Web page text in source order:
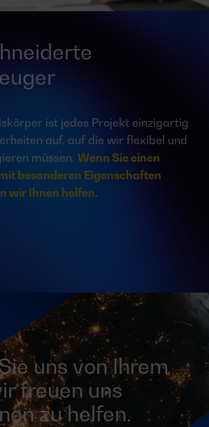
ist jedes Projekt einzigartig
auf, auf die wir flexibel und
müssen. Wenn Sie einen
besonderen Eigenschaften
wir Ihnen helfen.
uns von Ihrem
freuen uns
zu helfen.